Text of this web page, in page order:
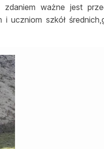
ważne jest
uczniom szkół